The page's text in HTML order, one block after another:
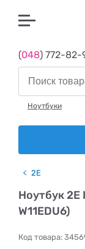
(048) 772-82-
Ноутбуки
2E
Ноутбук 2E
W11EDU6)
Код товара: